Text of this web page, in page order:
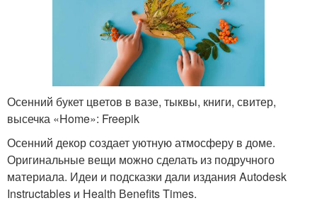
Осенний букет цветов в вазе, тыквы, книги, свитер,
высечка «Home»: Freepik
Осенний декор создает уютную атмосферу в доме.
Оригинальные вещи можно сделать из подручного
материала. Идеи и подсказки дали издания Autodesk
Instructables и Нealth Вenefits Times.